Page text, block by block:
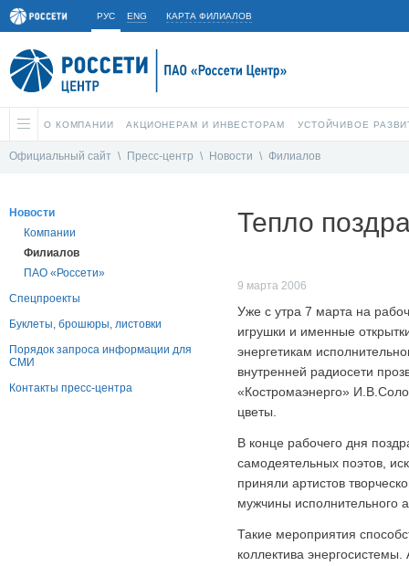
РУС ENG КАРТА ФИЛИАЛОВ
О КОМПАНИИ АКЦИОНЕРАМ И ИНВЕСТОРАМ УСТОЙЧИВОЕ
Официальный сайт \ Пресс-центр \ Новости \ Филиалов
Новости
Компании
Филиалов
ПАО «Россети»
Спецпроекты
Буклеты, брошюры, листовки
Порядок запроса информации для
СМИ
Контакты пресс-центра
Тепло
9 марта 2006
Уже с утра 7 марта на
игрушки и именные
энергетикам
внутренней радиосети
«Костромаэнерго»
цветы.
В конце рабочего дня
самодеятельных поэтов,
приняли артистов
мужчины исполнительного
Такие мероприятия
коллектива